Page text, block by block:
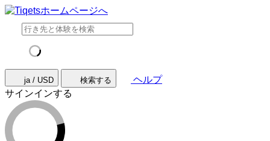
ja / USD 検索する
ヘルプ
サインインする